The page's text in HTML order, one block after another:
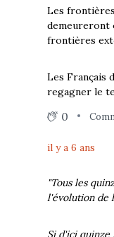
Les
demeureront
frontières
Les Français
regagner le
0
il y a 6 ans
"Tous les
l'évolution de
Si d'ici quinze